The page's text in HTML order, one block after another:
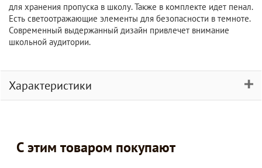
для хранения пропуска в школу. Также в комплекте идет пенал.
Есть светоотражающие элементы для безопасности в темноте.
Современный выдержанный дизайн привлечет внимание
школьной аудитории.
Характеристики
С этим товаром покупают